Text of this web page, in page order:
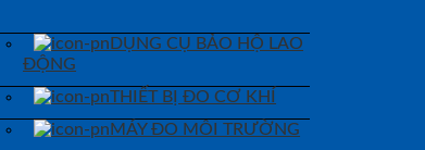
DỤNG CỤ BẢO HỘ LAO
ĐỘNG
THIẾT BỊ ĐO CƠ KHÍ
MÁY ĐO MÔI TRƯỜNG